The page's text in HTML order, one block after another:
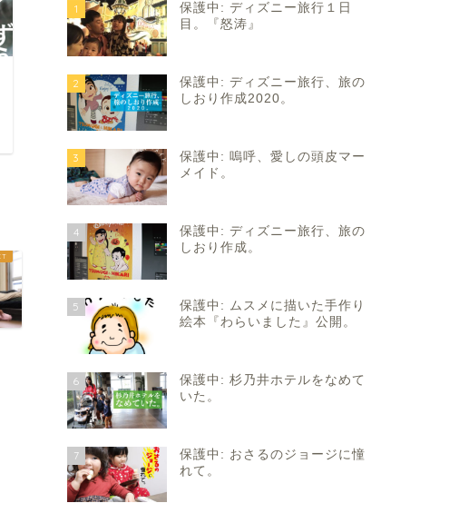
保育園生活最後の大舞台。
2022年1月14日
サンタは何度もやってくる。
1
保護中: ディズニー旅行１日
目。『怒涛』
2
保護中: ディズニー旅行、旅の
しおり作成2020。
3
保護中: 嗚呼、愛しの頭皮マー
メイド。
4
保護中: ディズニー旅行、旅の
しおり作成。
5
保護中: ムスメに描いた手作り
絵本『わらいました』公開。
6
保護中: 杉乃井ホテルをなめて
いた。
7
保護中: おさるのジョージに憧
れて。